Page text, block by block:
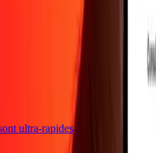
ultra-rapides